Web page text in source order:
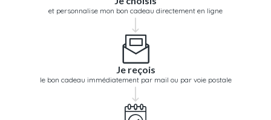
et personnalise mon bon cadeau directement en ligne
Je reçois
le bon cadeau immédiatement par mail ou par voie postale